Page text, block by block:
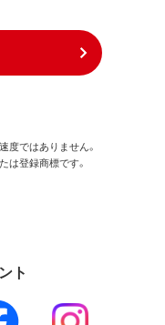
度ではありません。
は登録商標です。
ト